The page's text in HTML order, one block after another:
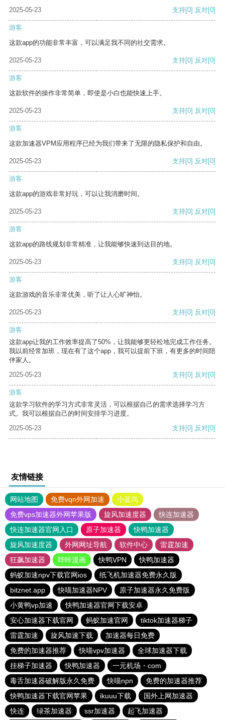
2025-05-23 支持[0] 反对[0]
游客
这款app的功能非常丰富，可以满足我不同的社交需求。
2025-05-23 支持[0] 反对[0]
游客
这款软件的操作非常简单，即使是小白也能快速上手。
2025-05-23 支持[0] 反对[0]
游客
这款加速器VPM应用程序已经为我们带来了无限的隐私保护和自由。
2025-05-23 支持[0] 反对[0]
游客
这款app的游戏非常好玩，可以让我消磨时间。
2025-05-23 支持[0] 反对[0]
游客
这款app的路线规划非常精准，让我能够快速到达目的地。
2025-05-23 支持[0] 反对[0]
游客
这款游戏的音乐非常优美，听了让人心旷神怡。
2025-05-23 支持[0] 反对[0]
游客
这款app让我的工作效率提高了50%，让我能够更轻松地完成工作任务。
我以前经常加班，现在有了这个app，我可以提前下班，有更多的时间陪
伴家人。
2025-05-23
支持[0] 反对[0]
游客
这款学习软件的学习方式非常灵活，可以根据自己的需求选择学习方
式。我可以根据自己的时间安排学习进度。
2025-05-23
支持[0] 反对[0]
友情链接
网站地图 免费vqn外网加速
小蓝鸟
免费vps加速器外网苹果版
旋风加速度器
快连加速器
快连加速器官网入口
原子加速器
快鸭加速器
旋风加速度器
外网网址导航 软件中心
雷霆加速
狂飙加速器
哔咔漫画 快鸭VPN
快鸭加速器
蚂蚁加速npv下载官网ios
纸飞机加速器免费永久版
bitznet.app
快喵加速器NPV
原子加速器永久免费版
小黄鸭vp加速
快鸭加速器官网下载安卓
安心加速器下载官网
蚂蚁加速官网
tiktok加速器梯子
雷霆加速
旋风加速下载
加速器每日免费
免费的加速器推荐
快喵vpv加速器
全球加速器下载
挂梯子加速器
快鸭加速器
一元机场・com
毒舌加速器破解版永久免费
快喵npn
免费的加速器推荐
快鸭加速器下载官网苹果
ikuuu下载
国外上网加速器
快连
绿茶加速器 ssr加速器 起飞加速器